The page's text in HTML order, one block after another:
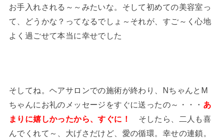
お手入れされる～～みたいな。そして初めての美容室っ
て、どうかな？ってなるでしょ～それが、すご～く心地
よく過ごせて本当に幸せでした
そしてね。ヘアサロンでの施術が終わり、NちゃんとM
ちゃんにお礼のメッセージをすぐに送ったの～・・・ あ
まりに嬉しかったから、すぐに！ そしたら、二人も喜
んでくれて～、大げさだけど、愛の循環。幸せの連鎖。